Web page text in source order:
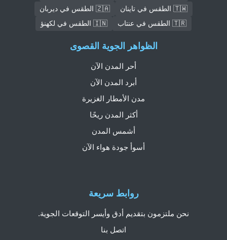
🇹🇼 الطقس في تاينان
🇿🇦 الطقس في ديربان
🇹🇷 الطقس في عنتاب
🇮🇳 الطقس في لكهنؤ
روابط سريعة
نحن ملتزمون بتقديم أدق وأيسر التوقعات الجوية.
اتصل بنا
الظواهر الجوية القصوى
أحر المدن الآن
أبرد المدن الآن
مدن الأمطار الغزيرة
أكثر المدن ريحًا
أشمس المدن
أسوأ جودة هواء الآن